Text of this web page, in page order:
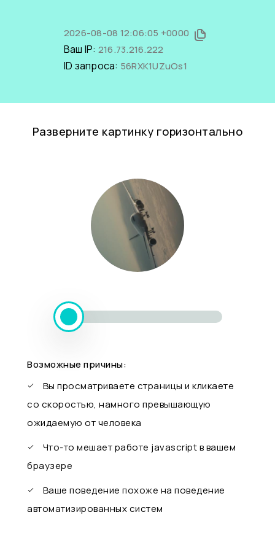
2026-08-08 12:06:05 +0000
Ваш IP: 216.73.216.222
ID запроса: 56RXK1UZuOs1
Разверните картинку горизонтально
Возможные причины:
Вы просматриваете страницы и кликаете
со скоростью, намного превышающую
ожидаемую от человека
Что-то мешает работе javascript в вашем
браузере
Ваше поведение похоже на поведение
автоматизированных систем